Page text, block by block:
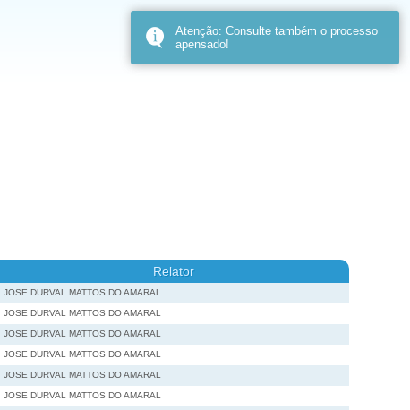
Relator
JOSE DURVAL MATTOS DO AMARAL
JOSE DURVAL MATTOS DO AMARAL
JOSE DURVAL MATTOS DO AMARAL
JOSE DURVAL MATTOS DO AMARAL
JOSE DURVAL MATTOS DO AMARAL
JOSE DURVAL MATTOS DO AMARAL
Atenção: Consulte também o processo
apensado!